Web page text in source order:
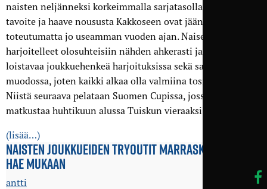
naisten neljänneksi korkeimmalla sarjatasolla, vaikka
tavoite ja haave noususta Kakkoseen ovat jääneet niukasti
toteutumatta jo useamman vuoden ajan. Naiset ovat
harjoitelleet olosuhteisiin nähden ahkerasti ja rakentaneet
loistavaa joukkuehenkeä harjoituksissa sekä saunaillan
muodossa, joten kaikki alkaa olla valmiina tosipeleihin.
Niistä seuraava pelataan Suomen Cupissa, jossa Sinipaidat
matkustaa huhtikuun alussa Tuiskun vieraaksi Orivedelle
(lisää…)
NAISTEN JOUKKUEIDEN TRYOUTIT MARRAS­KUUSSA –
HAE MUKAAN
antti